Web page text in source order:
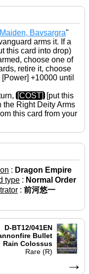
Bavsargra"
arms it. If a
this card into drop)
choose one of
retire it, choose
[Power] +10000 until
[COST] [put this
the Right Deity Arms
this card from your
: Dragon Empire
type : Normal Order
: 前河悠一
D-BT12/041EN
Bullet
Rain Colossus
Rare (R)
→